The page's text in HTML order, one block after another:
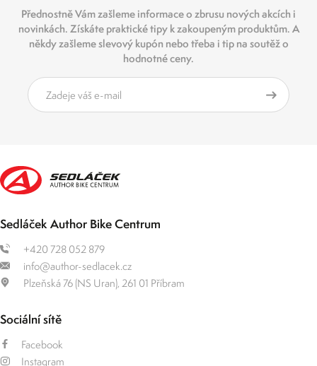
Přednostně Vám zašleme informace o zbrusu nových akcích i
novinkách. Získáte praktické tipy k zakoupeným produktům. A
někdy zašleme slevový kupón nebo třeba i tip na soutěž o
hodnotné ceny.
Sedláček Author Bike Centrum
+420 728 052 879
info@author-sedlacek.cz
Plzeňská 76 (NS Uran), 261 01 Příbram
Sociální sítě
Facebook
Instagram